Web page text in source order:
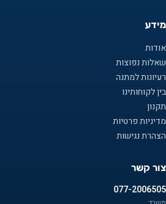
מידע
אודות
שאלות נפוצות
רעיונות למתנה
בין לקוחותינו
תקנון
מדיניות פרטיות
הצהרת נגישות
צור קשר
077-2006505